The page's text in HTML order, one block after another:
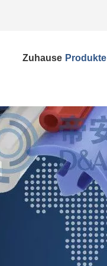
Zuhause Produkte